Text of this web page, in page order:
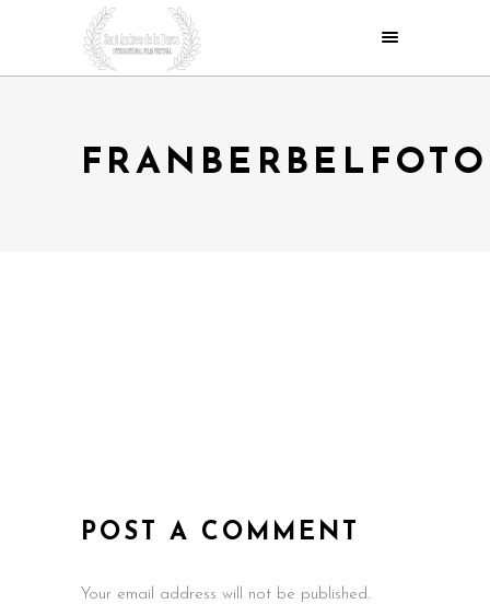
POST A COMMENT
Your email address will not be published.